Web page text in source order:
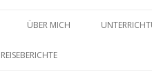
ÜBER MICH